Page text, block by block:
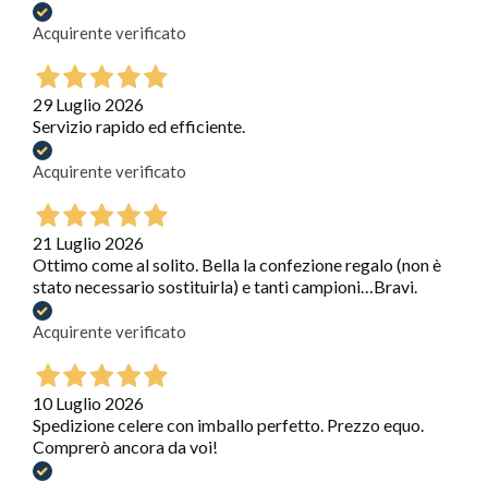
Acquirente verificato
29 Luglio 2026
Servizio rapido ed efficiente.
Acquirente verificato
21 Luglio 2026
Ottimo come al solito. Bella la confezione regalo (non è
stato necessario sostituirla) e tanti campioni…Bravi.
Acquirente verificato
10 Luglio 2026
Spedizione celere con imballo perfetto. Prezzo equo.
Comprerò ancora da voi!